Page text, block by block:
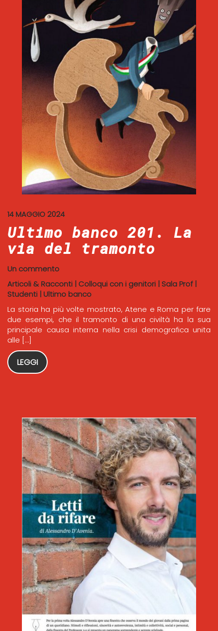
14 MAGGIO 2024
Ultimo banco 201. La
via del tramonto
Un commento
Articoli & Racconti | Colloqui con i genitori | Sala Prof|
Studenti | Ultimo banco
La storia ha più volte mostrato, Atene e Roma per fare
due esempi, che il tramonto di una civiltà ha la sua
principale causa interna nella crisi demografica unita
alle […]
LEGGI